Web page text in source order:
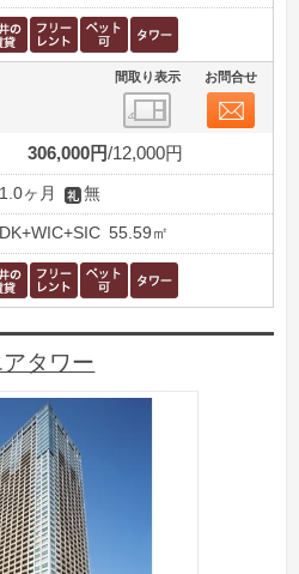
間取り表示 お問合せ
306,000円 12,000円
1.0ヶ月 無
55.59㎡
タワー